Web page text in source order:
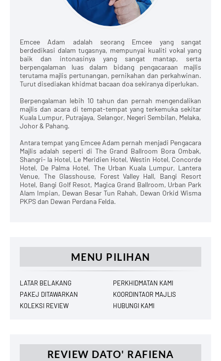
Emcee Adam adalah seorang Emcee yang sangat
berdedikasi dalam tugasnya, mempunyai kualiti vokal yang
baik dan intonasinya yang sangat mantap, serta
berpengalaman luas dalam bidang pengacaraan majlis
terutama majlis pertunangan, pernikahan dan perkahwinan.
Turut disediakan khidmat bacaan doa sekiranya diperlukan.
Berpengalaman lebih 10 tahun dan pernah mengendalikan
majlis dan acara di tempat-tempat yang terkemuka sekitar
Kuala Lumpur, Putrajaya, Selangor, Negeri Sembilan, Melaka,
Johor & Pahang.
Antara tempat yang Emcee Adam pernah menjadi Pengacara
Majlis adalah seperti di The Grand Ballroom Bora Ombak,
Shangri- la Hotel, Le Meridien Hotel, Westin Hotel, Concorde
Hotel, De Palma Hotel, The Urban Kuala Lumpur, Lantera
Venue, The Glasshouse, Forest Valley Hall, Bangi Resort
Hotel, Bangi Golf Resot, Magica Grand Ballroom, Urban Park
Alam Impian, Dewan Besar Tun Rahah, Dewan Orkid Wisma
PKPS dan Dewan Perdana Felda.
MENU PILIHAN
LATAR BELAKANG
PERKHIDMATAN KAMI
PAKEJ DITAWARKAN
KOORDINTAOR MAJLIS
KOLEKSI REVIEW
HUBUNGI KAMI
REVIEW DATO' RAFIENA